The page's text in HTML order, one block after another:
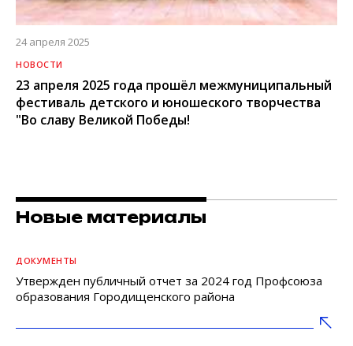
24 апреля 2025
НОВОСТИ
23 апреля 2025 года прошёл межмуниципальный
фестиваль детского и юношеского творчества
"Во славу Великой Победы!
Новые материалы
ДОКУМЕНТЫ
Утвержден публичный отчет за 2024 год Профсоюза
образования Городищенского района